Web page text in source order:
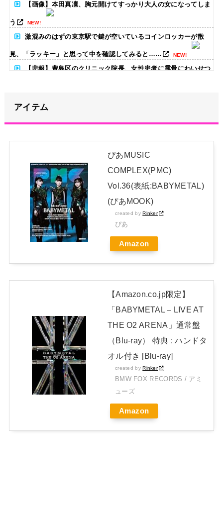
【画像】本田真凜、胸元開けてすっかり大人の女になってしま
う NEW!
激混みのはずの東京駅で鍵が空いているコインロッカーが散
見、「ラッキー」と思って中を確認してみると…… NEW!
【悲報】豊島区のクリニック院長、女性患者に露骨にわいせつ
賀喜遥香 ｢さくちゃんはちいかわ｣ 遠藤さくら ｢かっきーはハ
チワレ｣【乃木坂46】
日本独自企画・限定生産盤「METAL FORTH (DELUXE
JAPAN EDITION)」着弾
【BABYMETAL】METAL FORTH DELUXE JAPAN EDITION
Powered by livedoor 相互RSS
アイテム
ぴあMUSIC
COMPLEX(PMC)
Vol.36(表紙:BABYMETAL)
(ぴあMOOK)
created byRinker
ぴあ
Amazon
【Amazon.co.jp限定】
「BABYMETAL – LIVE AT
THE O2 ARENA」通常盤
（Blu-ray） 特典 : ハンドタ
オル付き [Blu-ray]
created byRinker
BMW FOX RECORDS / アミ
ューズ
Amazon